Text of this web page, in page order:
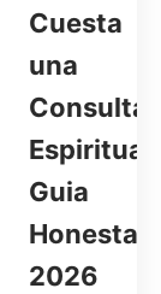
Cuesta
una
Consulta
Espiritual:
Guia
Honesta
2026